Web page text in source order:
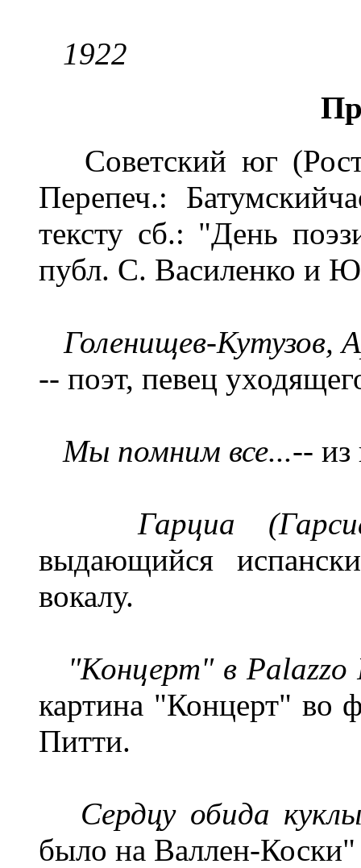
1922
Советский юг
Перепеч.:
тексту сб.: "День
публ. С. Василенко и
Голенищев-Кутузов,
-- поэт, певец
Мы помним все...--
Гарциа
выдающийся
вокалу.
"Концерт" в
картина "Концерт" во
Питти.
Сердцу обида
было на Валлен-